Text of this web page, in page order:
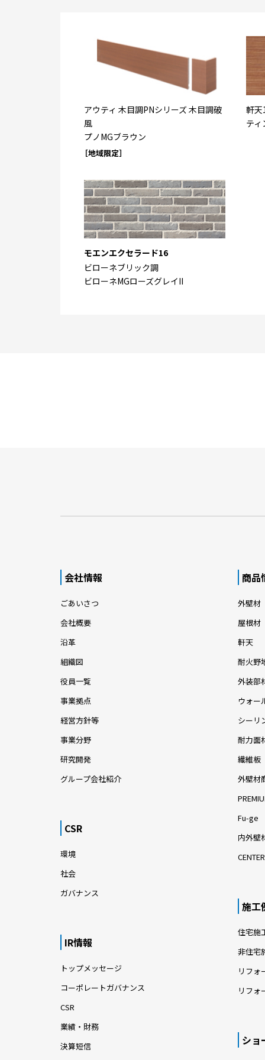
アウティ 木目調PNシリーズ 木目調破
風
プノMGブラウン
［地域限定］
軒天
ティ
モエンエクセラード16
ビローネブリック調
ビローネMGローズグレイII
会社情報
ごあいさつ
会社概要
沿革
組織図
役員一覧
事業拠点
経営方針等
事業分野
研究開発
グループ会社紹介
CSR
環境
社会
ガバナンス
IR情報
トップメッセージ
コーポレートガバナンス
CSR
業績・財務
決算短信
商品
外壁材
屋根材
軒天
耐火野
外装部
ウォー
シーリ
耐力面
繊維板
外壁材
Fu-ge
内外壁
施工
住宅施
非住宅
リフォ
リフォ
ショ